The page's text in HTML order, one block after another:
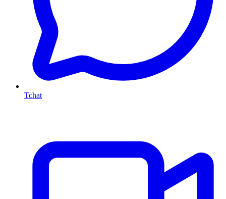
Tchat